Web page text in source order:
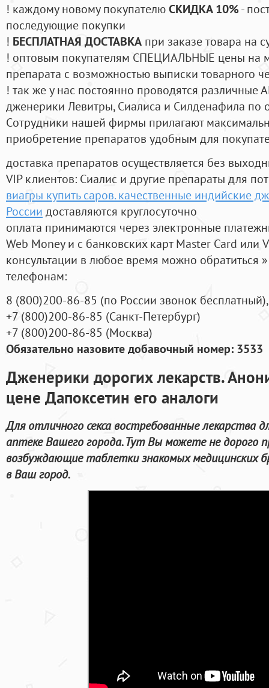
! каждому новому покупателюСКИДКА 10%-
последующие покупки
! БЕСПЛАТНАЯ ДОСТАВКА при заказе товара на
! оптовым покупателям СПЕЦИАЛЬНЫЕ цены на
препарата с возможностью выписки товарного
! так же у нас постоянно проводятся
дженерики Левитры, Сиалиса и Силденафила по
Cотрудники нашей фирмы прилагают
приобретение препаратов удобным для
доставка препаратов осуществляется без
VIP клиентов: Сиалис и другие препараты для
виагры купить саров. качественные индийские
России доставляются круглосуточно
оплата принимаются через электронные
Web Money и с банковских карт Master Card или
консультации в любое время можно обратиться
телефонам:
8 (800)200-86-85 (по России звонок бесплатный),
+7 (800)200-86-85 (Санкт-Петербург)
+7 (800)200-86-85 (Москва)
Обязательно назовите добавочный номер: 3533
Дженерики дорогих лекарств.
цене Дапоксетин его аналоги
Для отличного секса востребованные лекарства
аптеке Вашего города. Тут Вы можете не дорого
возбуждающие таблетки знакомых медицинских
в Ваш город.